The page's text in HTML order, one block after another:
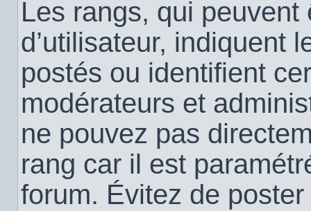
Les rangs, qui
d’utilisateur, indiquent
postés ou identifient
modérateurs et
ne pouvez pas
rang car il est
forum. Évitez de